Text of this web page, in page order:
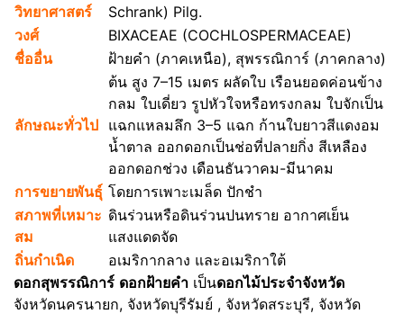
วิทยาศาสตร์
Schrank) Pilg.
วงศ์
BIXACEAE (COCHLOSPERMACEAE)
ชื่ออื่น
ฝ้ายคำ (ภาคเหนือ), สุพรรณิการ์ (ภาคกลาง)
ลักษณะทั่วไป
ต้น สูง 7–15 เมตร ผลัดใบ เรือนยอดค่อนข้าง
กลม ใบเดี่ยว รูปหัวใจหรือทรงกลม ใบจักเป็น
แฉกแหลมลึก 3–5 แฉก ก้านใบยาวสีแดงอม
น้ำตาล ออกดอกเป็นช่อที่ปลายกิ่ง สีเหลือง
ออกดอกช่วง เดือนธันวาคม-มีนาคม
การขยายพันธุ์ โดยการเพาะเมล็ด ปักชำ
สภาพที่เหมาะ
สม
ดินร่วนหรือดินร่วนปนทราย อากาศเย็น
แสงแดดจัด
ถิ่นกำเนิด
อเมริกากลาง และอเมริกาใต้
ดอกสุพรรณิการ์ ดอกฝ้ายคำ เป็นดอกไม้ประจำจังหวัด
จังหวัดนครนายก, จังหวัดบุรีรัมย์ , จังหวัดสระบุรี, จังหวัด